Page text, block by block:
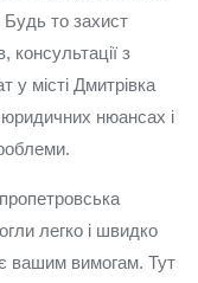
Будь то захист
консультації з
місті Дмитрівка
нюансах і
легко і швидко
вашим вимогам. Тут